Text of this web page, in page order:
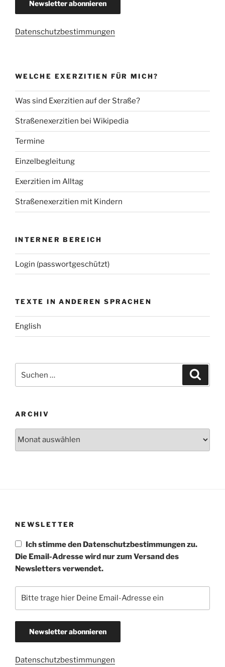
Datenschutzbestimmungen
WELCHE EXERZITIEN FÜR MICH?
Was sind Exerzitien auf der Straße?
Straßenexerzitien bei Wikipedia
Termine
Einzelbegleitung
Exerzitien im Alltag
Straßenexerzitien mit Kindern
INTERNER BEREICH
Login (passwortgeschützt)
TEXTE IN ANDEREN SPRACHEN
English
nach:
ARCHIV
NEWSLETTER
Ich stimme den Datenschutzbestimmungen zu.
Die Email-Adresse wird nur zum Versand des
Newsletters verwendet.
Datenschutzbestimmungen